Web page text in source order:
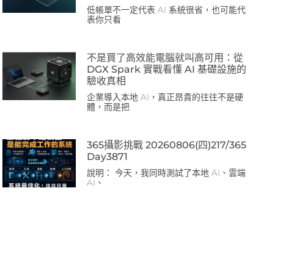
低帳單不一定代表 AI 系統很省，也可能代
表你只看
不是買了高效能電腦就叫高可用：從
DGX Spark 實戰看懂 AI 基礎設施的
驗收真相
企業導入本地 AI，真正昂貴的往往不是硬
體，而是把
365攝影挑戰 20260806(四)217/365
Day3871
說明： 今天，我同時測試了本地 AI、雲端
AI、